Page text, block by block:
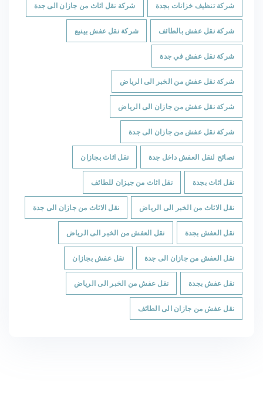
شركة تنظيف خزانات بجدة شركة نقل اثاث من جازان الى جدة
شركة نقل عفش بالطائف شركة نقل عفش بينبع
شركة نقل عفش في جدة
شركة نقل عفش من الخبر الى الرياض
شركة نقل عفش من جازان الى الرياض
شركة نقل عفش من جازان الى جدة
نصائح لنقل العفش داخل جدة نقل اثاث بجازان
نقل اثاث بجدة نقل اثاث من جيزان للطائف
نقل الاثاث من الخبر الى الرياض نقل الاثاث من جازان الى جدة
نقل العفش بجدة نقل العفش من الخبر الى الرياض
نقل العفش من جازان الى جدة نقل عفش بجازان
نقل عفش بجدة نقل عفش من الخبر الى الرياض
نقل عفش من جازان الى الطائف